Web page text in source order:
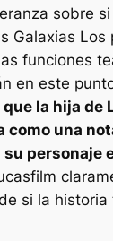
sobre
Galaxias Los
funciones
en este
la hija de
como una
su personaje
si la historia